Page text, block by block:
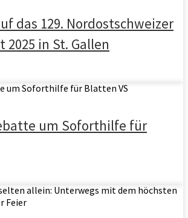
das 129. Nordostschweizer
2025 in St. Gallen
um Soforthilfe für